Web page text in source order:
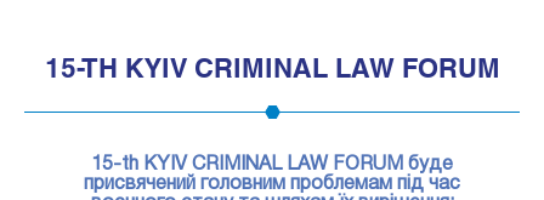
15-TH KYIV CRIMINAL LAW FORUM
15-th KYIV CRIMINAL LAW FORUM буде
присвячений головним проблемам під час